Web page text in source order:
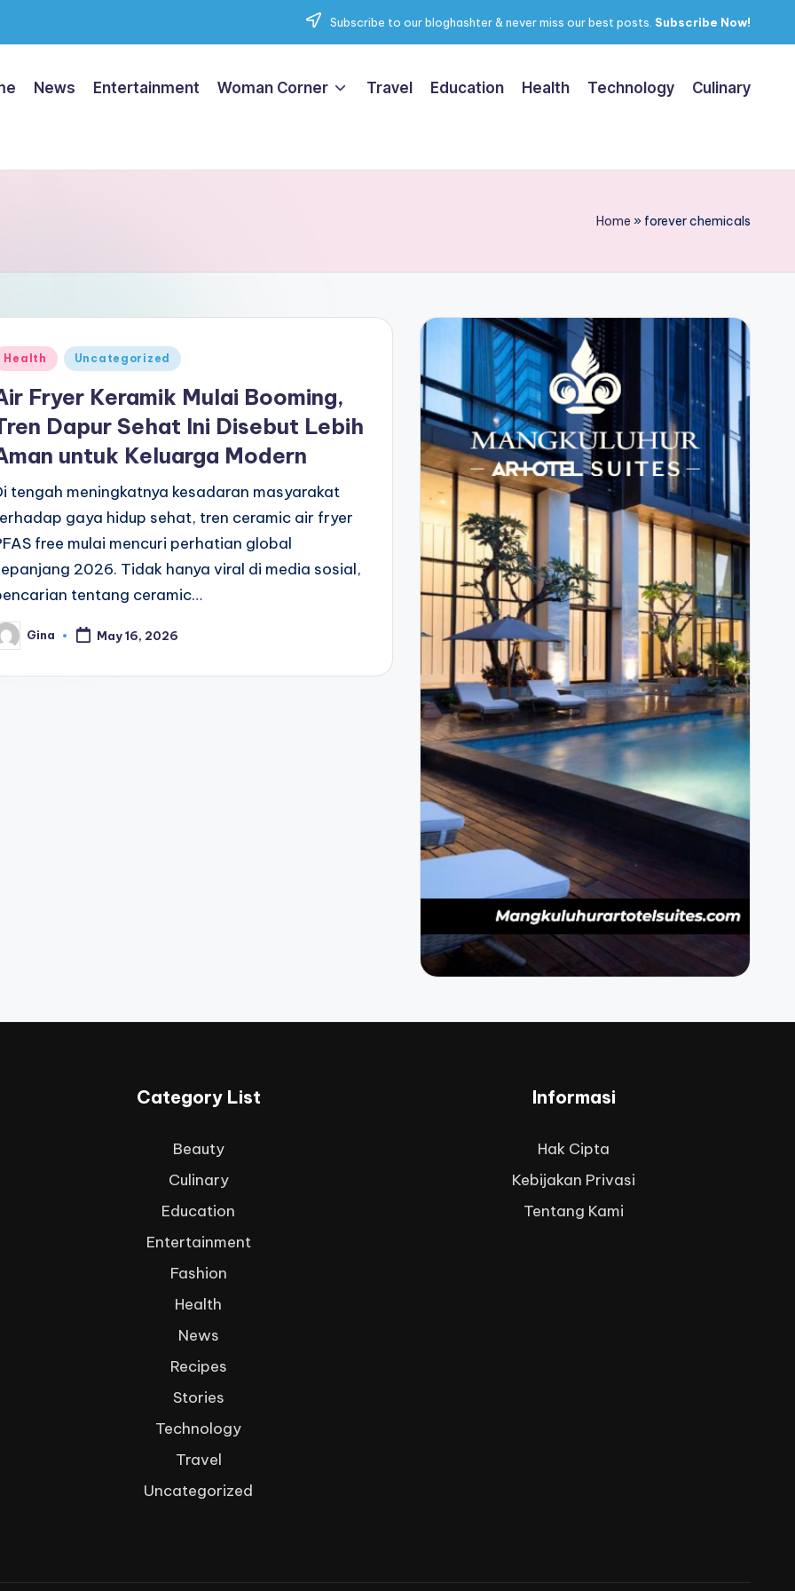
Subscribe to our bloghashter & never miss our best posts. Subscribe Now!
News Entertainment Woman Corner Travel Education Health Technology Culinary
Home » forever chemicals
Health Uncategorized
Fryer Keramik Mulai Booming,
Dapur Sehat Ini Disebut Lebih
untuk Keluarga Modern
tengah meningkatnya kesadaran masyarakat
gaya hidup sehat, tren ceramic air fryer
free mulai mencuri perhatian global
2026. Tidak hanya viral di media sosial,
tentang ceramic…
Gina May 16, 2026
Category List
Beauty
Culinary
Education
Entertainment
Fashion
Health
News
Recipes
Stories
Technology
Travel
Uncategorized
Informasi
Hak Cipta
Kebijakan Privasi
Tentang Kami